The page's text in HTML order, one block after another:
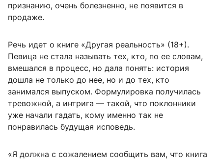
признанию, очень болезненно, не появится в
продаже.
Речь идет о книге «Другая реальность» (18+).
Певица не стала называть тех, кто, по ее словам,
вмешался в процесс, но дала понять: история
дошла не только до нее, но и до тех, кто
занимался выпуском. Формулировка получилась
тревожной, а интрига — такой, что поклонники
уже начали гадать, кому именно так не
понравилась будущая исповедь.
«Я должна с сожалением сообщить вам, что книга